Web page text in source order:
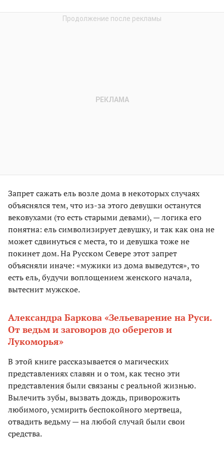
Запрет сажать ель возле дома в некоторых случаях
объяснялся тем, что из-за этого девушки останутся
вековухами (то есть старыми девами), — логика его
понятна: ель символизирует девушку, и так как она не
может сдвинуться с места, то и девушка тоже не
покинет дом. На Русском Севере этот запрет
объясняли иначе: «мужики из дома выведутся», то
есть ель, будучи воплощением женского начала,
вытеснит мужское.
Александра Баркова «Зельеварение на Руси.
От ведьм и заговоров до оберегов и
Лукоморья»
В этой книге рассказывается о магических
представлениях славян и о том, как тесно эти
представления были связаны с реальной жизнью.
Вылечить зубы, вызвать дождь, приворожить
любимого, усмирить беспокойного мертвеца,
отвадить ведьму — на любой случай были свои
средства.